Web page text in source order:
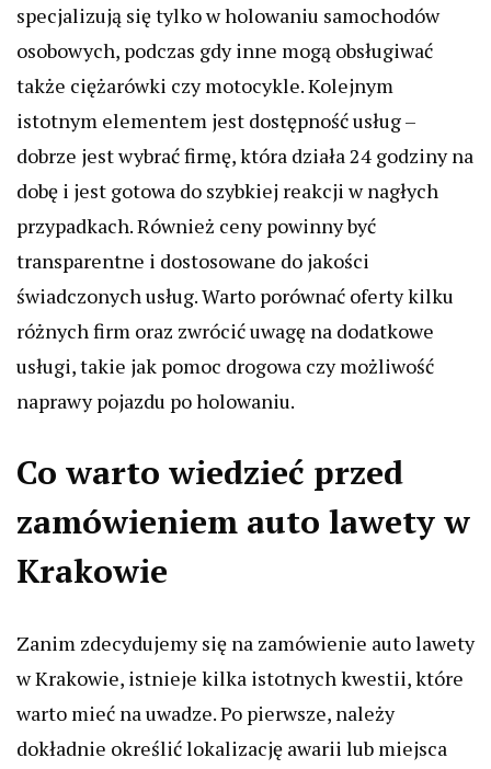
specjalizują się tylko w holowaniu samochodów
osobowych, podczas gdy inne mogą obsługiwać
także ciężarówki czy motocykle. Kolejnym
istotnym elementem jest dostępność usług –
dobrze jest wybrać firmę, która działa 24 godziny na
dobę i jest gotowa do szybkiej reakcji w nagłych
przypadkach. Również ceny powinny być
transparentne i dostosowane do jakości
świadczonych usług. Warto porównać oferty kilku
różnych firm oraz zwrócić uwagę na dodatkowe
usługi, takie jak pomoc drogowa czy możliwość
naprawy pojazdu po holowaniu.
Co warto wiedzieć przed
zamówieniem auto lawety w
Krakowie
Zanim zdecydujemy się na zamówienie auto lawety
w Krakowie, istnieje kilka istotnych kwestii, które
warto mieć na uwadze. Po pierwsze, należy
dokładnie określić lokalizację awarii lub miejsca